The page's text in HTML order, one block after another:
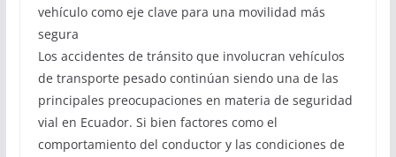
vehículo como eje clave para una movilidad más
segura
Los accidentes de tránsito que involucran vehículos
de transporte pesado continúan siendo una de las
principales preocupaciones en materia de seguridad
vial en Ecuador. Si bien factores como el
comportamiento del conductor y las condiciones de